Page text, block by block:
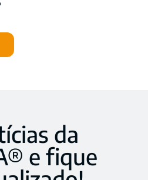
da
e fique